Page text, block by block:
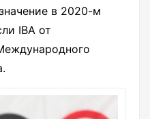
в 2020-м
IBA от